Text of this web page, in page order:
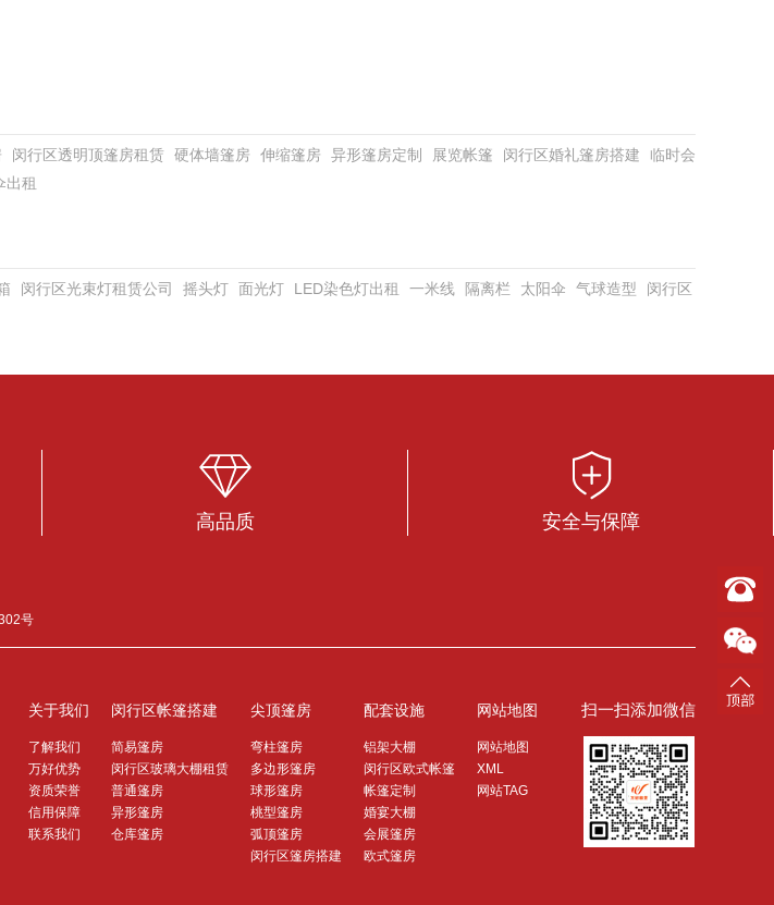
闵行区透明顶篷房租赁 硬体墙篷房 伸缩篷房 异形篷房定制 展览帐篷 闵行区婚礼篷房搭建
临时会
出租
闵行区光束灯租赁公司 摇头灯 面光灯 LED染色灯出租 一米线 隔离栏 太阳伞 气球造型
闵行区
高品质 安全与保障
号
关于我们
了解我们
万好优势
资质荣誉
信用保障
联系我们
闵行区帐篷搭建
简易篷房
闵行区玻璃大棚租赁
普通篷房
异形篷房
仓库篷房
尖顶篷房
弯柱篷房
多边形篷房
球形篷房
桃型篷房
弧顶篷房
闵行区篷房搭建
配套设施
铝架大棚
闵行区欧式帐篷
帐篷定制
婚宴大棚
会展篷房
欧式篷房
网站地图
网站地图
XML
网站TAG
扫一扫添加微信